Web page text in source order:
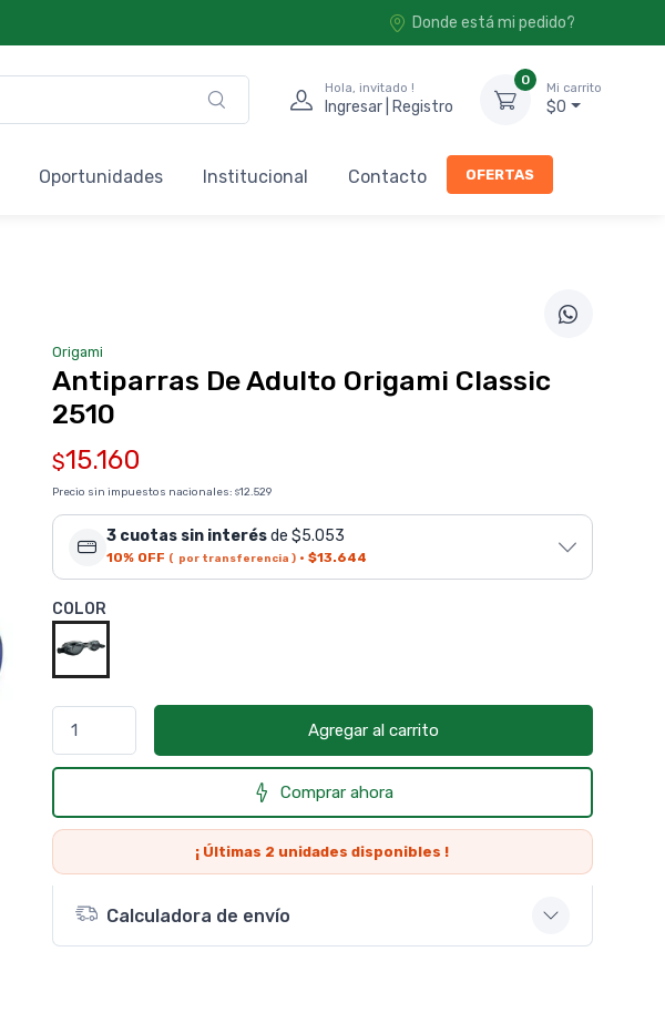
Donde está mi pedido?
Hola, invitado !
Ingresar | Registro
0
Mi carrito
$0
Oportunidades Institucional Contacto OFERTAS
Origami
Antiparras De Adulto Origami Classic
2510
$15.160
Precio sin impuestos nacionales: $12.529
3 cuotas sin interésde $5.053
10% OFF ( por transferencia )· $13.644
COLOR
Agregar al carrito
Comprar ahora
¡ Últimas 2 unidades disponibles !
Calculadora de envío